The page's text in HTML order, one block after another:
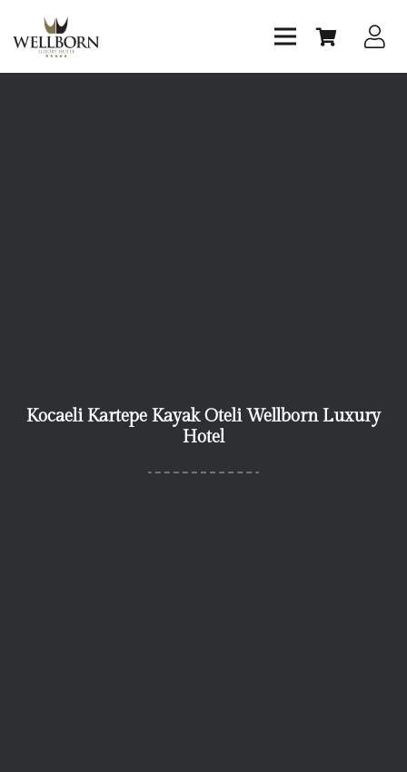
Kocaeli Kartepe Kayak Oteli Wellborn Luxury
Hotel